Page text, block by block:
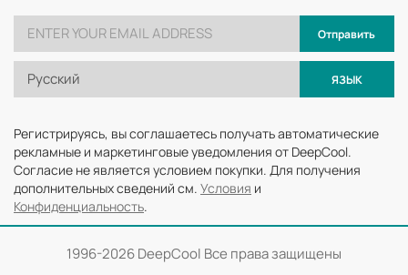
Отправить
Русский ЯЗЫК
Регистрируясь, вы соглашаетесь получать автоматические
рекламные и маркетинговые уведомления от DeepCool.
Согласие не является условием покупки. Для получения
дополнительных сведений см. Условия и
Конфиденциальность.
1996-2026 DeepCool Все права защищены